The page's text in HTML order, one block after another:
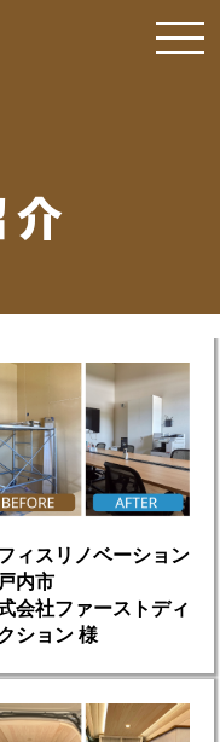
ィスリノベーション
内市
会社ファーストディ
ション 様
フィスリノベーション
内市
会社ファーストディ
ション 様